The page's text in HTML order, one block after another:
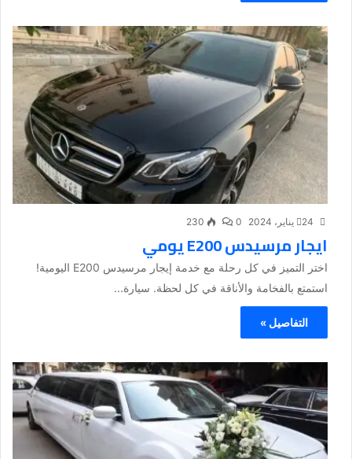
24 يناير، 2024 0
230
ايجار مرسيدس E200 يومي
اختر التميز في كل رحلة مع خدمة إيجار مرسيدس E200 اليومية!
استمتع بالفخامة والأناقة في كل لحظة. سيارة...
التفاصيل »